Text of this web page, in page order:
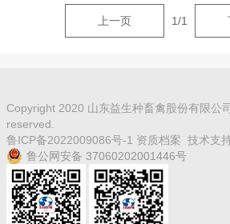
益生909 父母
上一页 1/1
Copyright 2020 山东益生种畜禽股份有限公
reserved.
鲁ICP备2022009086号-1 资质档案 技术支
鲁公网安备 37060202001446号